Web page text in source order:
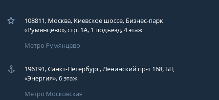
108811, Москва, Киевское шоссе, Бизнес-парк
«Румянцево», стр. 1А, 1 подъезд, 4 этаж
Метро Румянцево
196191, Санкт-Петербург, Ленинский пр-т 168, БЦ
«Энергия», 6 этаж
Метро Московская